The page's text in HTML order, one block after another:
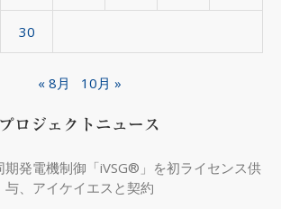
30
« 8月 10月 »
プロジェクトニュース
期発電機制御「iVSG®」を初ライセンス供
与、アイケイエスと契約